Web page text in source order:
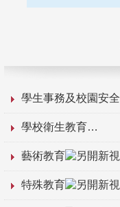
學生事務及校園安全
學校衛生教育
藝術教育
特殊教育